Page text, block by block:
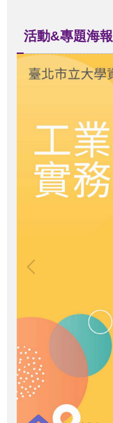
活動&專題海報